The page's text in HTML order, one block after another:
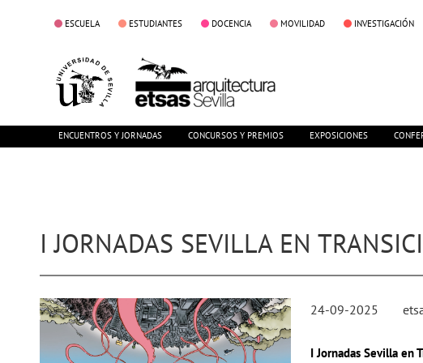
ESCUELA ESTUDIANTES DOCENCIA MOVILIDAD INVESTIGACIÓN
ENCUENTROS Y JORNADAS CONCURSOS Y PREMIOS EXPOSICIONES
I JORNADAS SEVILLA EN
24-09-2025
I Jornadas Sevilla en